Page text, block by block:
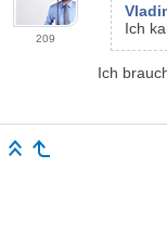
209
Ich
Ich